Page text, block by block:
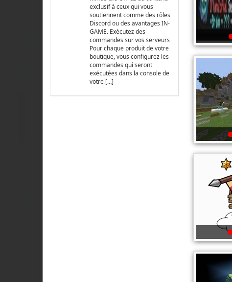
exclusif à ceux qui vous
soutiennent comme des rôles
Discord ou des avantages IN-
GAME. Exécutez des
commandes sur vos serveurs
Pour chaque produit de votre
boutique, vous configurez les
commandes qui seront
exécutées dans la console de
votre […]